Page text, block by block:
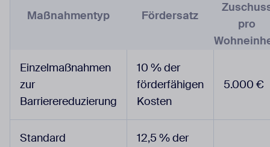
Maßnahmentyp Fördersatz
pro
Einzelmaßnahmen
zur
Barrierereduzierung
10 % der
förderfähigen
Kosten
5.000 €
Standard
12,5 % der